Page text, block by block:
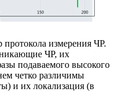
измерения ЧР.
ЧР, их
подаваемого высокого
четко различимы
и их локализация (в